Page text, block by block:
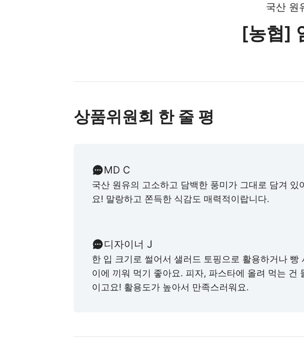
국산 원
[농협]
상품위원회 한 줄 평
MD C
국산 원유의 고소하고 담백한 풍미가 그대로 담겨 있
요! 말랑하고 쫀득한 식감도 매력적이랍니다.
디자이너 J
한 입 크기로 썰어서 샐러드 토핑으로 활용하거나 빵
이에 끼워 먹기 좋아요. 피자, 파스타에 올려 먹는 건
이고요! 활용도가 높아서 만족스러워요.